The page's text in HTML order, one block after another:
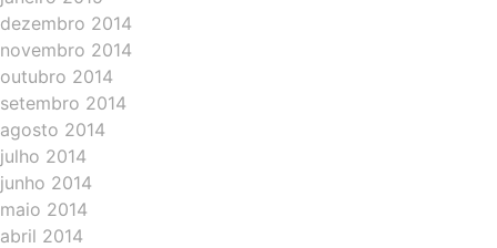
dezembro 2014
novembro 2014
outubro 2014
setembro 2014
agosto 2014
julho 2014
junho 2014
maio 2014
abril 2014